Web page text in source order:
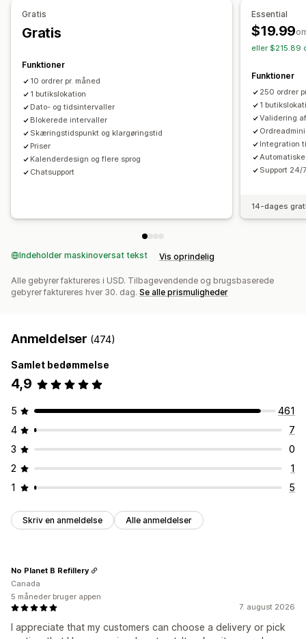
Kantsten
Klargøringstider
Datovælger
SMS-notifikationer
Mailnotifikationer
Estimerede leveringstidspunkter
Bevis for levering Ruteoptimering
Ordresynkronisering
Ordreopdateringer
Gratis
Gratis
Funktioner
10 ordrer pr. måned
1 butikslokation
Dato- og tidsintervaller
Blokerede intervaller
Skæringstidspunkt og klargøringstid
Priser
Kalenderdesign og flere sprog
Chatsupport
Essential
$19.99
eller $215.89
Funktioner
250 ordrer
1
Validering
Integration
Support 24/
14-dages
Indeholder maskinoversat tekst Vis oprindelig
Alle gebyrer faktureres i USD. Tilbagevendende og brugsbaserede
gebyrer faktureres hver 30. dag. Se alle prismuligheder
Anmeldelser (474)
Samlet bedømmelse
4,9
5
461
4
7
3
0
2
1
1
5
Skriv en anmeldelse Alle anmeldelser
7. august 2026
I appreciate that my customers can choose a delivery or pick
No Planet B Refillery
Canada
5 måneder bruger appen